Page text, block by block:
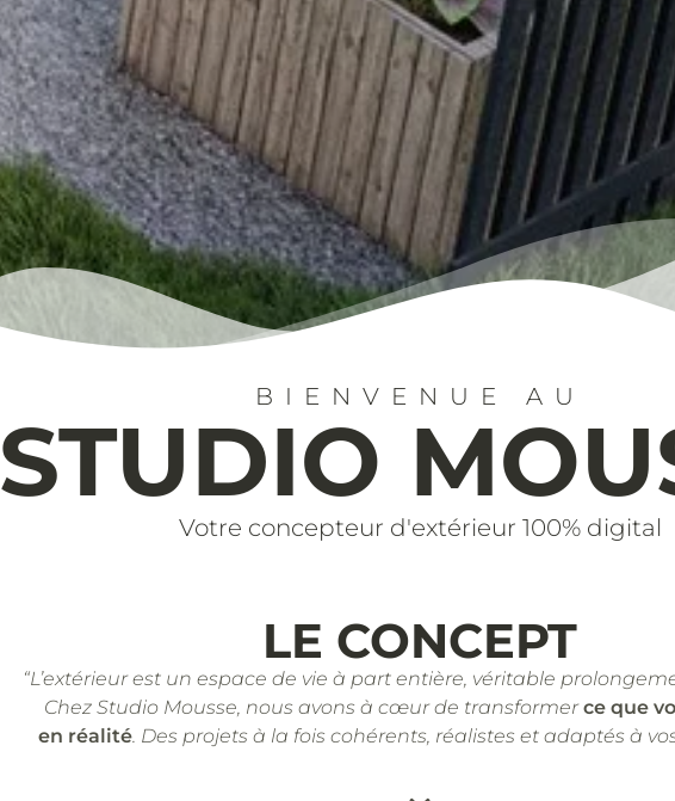
BIENVENUE AU
STUDIO
Votre concepteur d'extérieur 100% digital
LE CONCEPT
“L’extérieur est un espace de vie à part entière, véritable
Chez Studio Mousse, nous avons à cœur de transformerce que
en réalité. Des projets à la fois cohérents, réalistes et adaptés à